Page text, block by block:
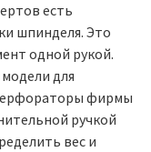
есть
шпинделя. Это
одной рукой.
для
фирмы
ручкой
вес и